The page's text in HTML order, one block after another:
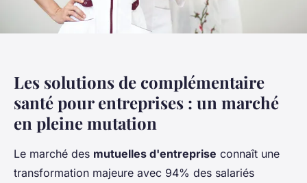
Les solutions de complémentaire
santé pour entreprises : un marché
en pleine mutation
Le marché des mutuelles d'entreprise connaît une
transformation majeure avec 94% des salariés